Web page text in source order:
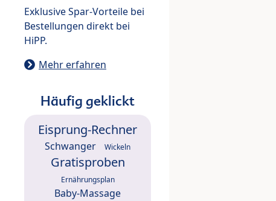
Exklusive Spar-Vorteile bei
Bestellungen direkt bei
HiPP.
Mehr erfahren
Häufig geklickt
Eisprung-Rechner
Schwanger Wickeln
Gratisproben
Ernährungsplan
Baby-Massage